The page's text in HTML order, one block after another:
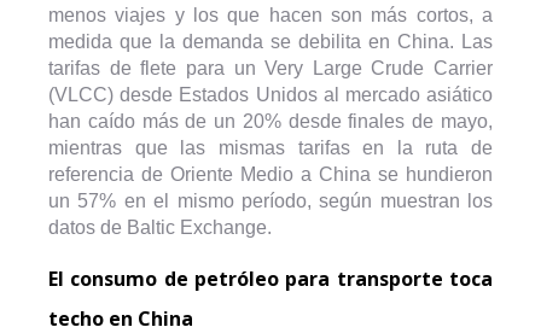
menos viajes y los que hacen son más cortos, a
medida que la demanda se debilita en China. Las
tarifas de flete para un Very Large Crude Carrier
(VLCC) desde Estados Unidos al mercado asiático
han caído más de un 20% desde finales de mayo,
mientras que las mismas tarifas en la ruta de
referencia de Oriente Medio a China se hundieron
un 57% en el mismo período, según muestran los
datos de Baltic Exchange.
El consumo de petróleo para transporte toca
techo en China